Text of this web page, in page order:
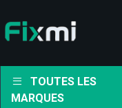
TOUTES LES
MARQUES